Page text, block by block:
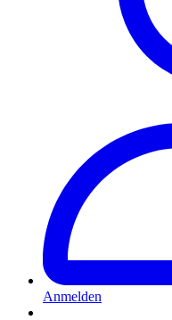
Anmelden